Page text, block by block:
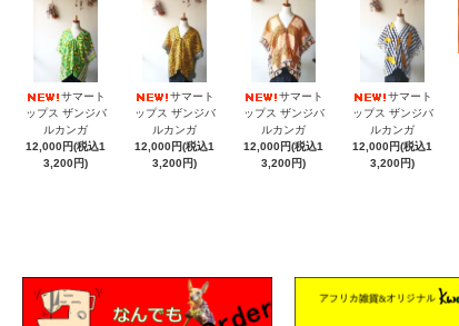
サマート
ップス ザンジバ
ルカンガ
12,000円(税込1
3,200円)
サマート
ップス ザンジバ
ルカンガ
12,000円(税込1
3,200円)
サマート
ップス ザンジバ
ルカンガ
12,000円(税込1
3,200円)
サマート
ップス ザンジバ
ルカンガ
12,000円(税込1
3,200円)